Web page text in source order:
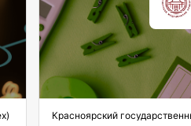
существенно
быстродействие